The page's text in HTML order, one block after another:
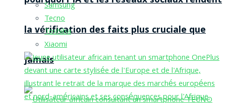
la vérification des faits plus cruciale que
jamais
Samsung
Tecno
Toshiba
Xiaomi